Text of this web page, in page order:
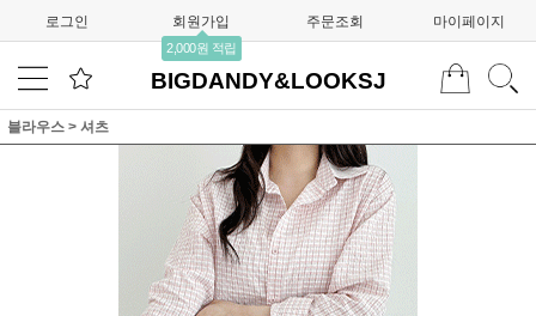
로그인 회원가입
2,000원 적립
주문조회 마이페이지
BIGDANDY&LOOKSJ
블라우스 > 셔츠